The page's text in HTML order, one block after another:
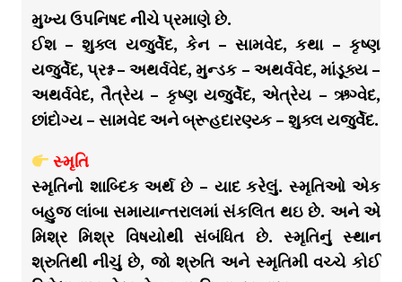
મુખ્ય ઉપનિષદ નીચે પ્રમાણે છે.
ઈશ – શુક્લ યજુર્વેદ, કેન – સામવેદ, કથા – કૃષ્ણ
યજુર્વેદ, પ્રશ્ન – અથર્વવેદ, મુન્ડક – અથર્વવેદ, માંડૂક્ય –
અથર્વવેદ, તૈત્રેય – કૃષ્ણ યજુર્વેદ, એત્રેય – ઋગ્વેદ,
છાંદોગ્ય – સામવેદ અને બ્રૂહદારણ્ય્ક – શુક્લ યજુર્વેદ.
સ્મૃતિ
સ્મૃતિનો શાબ્દિક અર્થ છે – યાદ કરેલું. સ્મૃતિઓ એક
બહુજ લાંબા સમાયાન્તરાલમાં સંકલિત થઇ છે. અને એ
મિશ્ર મિશ્ર વિષયોથી સંબંધિત છે. સ્મૃતિનું સ્થાન
શ્રુતિથી નીચું છે, જો શ્રુતિ અને સ્મૃતિમી વચ્ચે કોઈ